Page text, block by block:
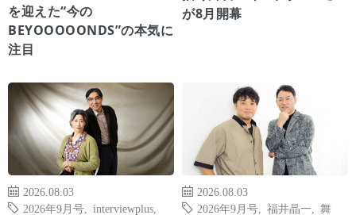
を迎えた“今の
BEYOOOOONDS”の本気に
注目
が8月開幕
2026.08.03
2026年9月号
interviewplus
2026.08.03
2026年9月号
福井晶一
舞